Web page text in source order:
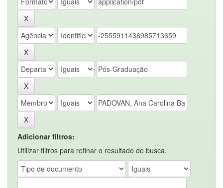
Adicionar filtros:
Utilizar filtros para refinar o resultado de busca.